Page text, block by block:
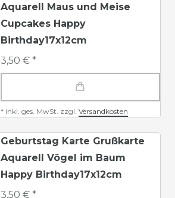
Aquarell Maus und Meise
Cupcakes Happy
Birthday17x12cm
3,50 € *
* inkl. ges. MwSt. zzgl. Versandkosten
Geburtstag Karte Grußkarte
Aquarell Vögel im Baum
Happy Birthday17x12cm
3,50 € *